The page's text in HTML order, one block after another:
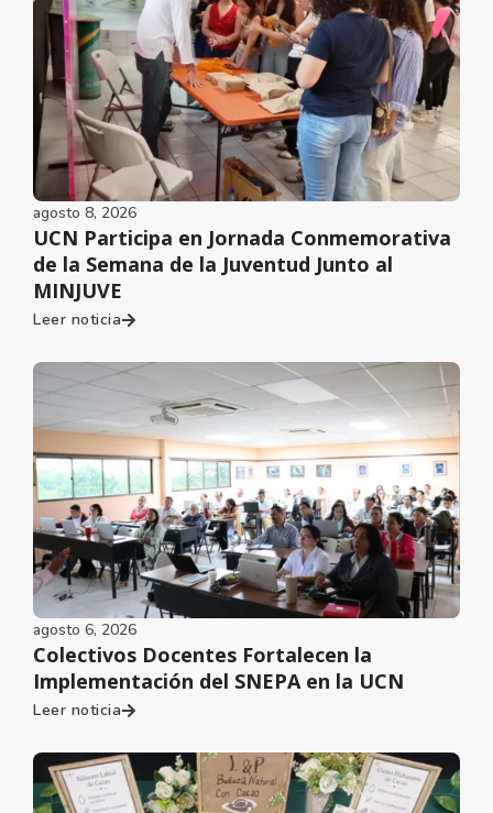
agosto 8, 2026
UCN Participa en Jornada Conmemorativa
de la Semana de la Juventud Junto al
MINJUVE
Leer noticia
agosto 6, 2026
Colectivos Docentes Fortalecen la
Implementación del SNEPA en la UCN
Leer noticia